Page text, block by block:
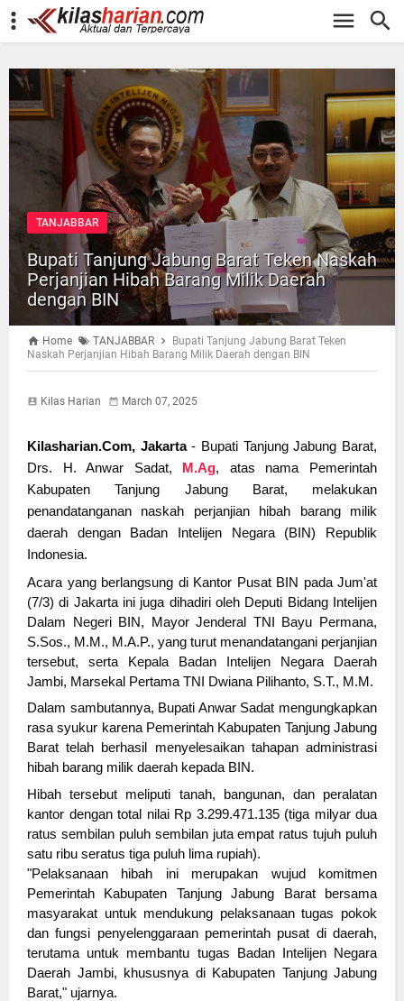
-->
TANJABBAR
Bupati Tanjung Jabung Barat Teken Naskah
Perjanjian Hibah Barang Milik Daerah
dengan BIN
Home TANJABBAR
Bupati Tanjung Jabung Barat Teken
Naskah Perjanjian Hibah Barang Milik Daerah dengan BIN
Kilas Harian March 07, 2025
Kilasharian.Com, Jakarta- Bupati Tanjung Jabung Barat,
Drs. H. Anwar Sadat, M.Ag, atas nama Pemerintah
Kabupaten Tanjung Jabung Barat, melakukan
penandatanganan naskah perjanjian hibah barang milik
daerah dengan Badan Intelijen Negara (BIN) Republik
Indonesia.
Acara yang berlangsung di Kantor Pusat BIN pada Jum'at
(7/3) di Jakarta ini juga dihadiri oleh Deputi Bidang Intelijen
Dalam Negeri BIN, MayorJenderal TNI Bayu Permana,
S.Sos., M.M., M.A.P., yang turut menandatangani perjanjian
tersebut, serta Kepala Badan Intelijen Negara Daerah
Jambi, Marsekal Pertama TNI Dwiana Pilihanto, S.T., M.M.
Dalam sambutannya, Bupati Anwar Sadat mengungkapkan
rasa syukur karena Pemerintah Kabupaten Tanjung Jabung
Barat telah berhasil menyelesaikan tahapan administrasi
hibah barang milik daerah kepada BIN.
Hibah tersebut meliputi tanah, bangunan, dan peralatan
kantor dengan total nilai Rp 3.299.471.135 (tiga milyar dua
ratus sembilan puluh sembilan juta empat ratus tujuh puluh
satu ribu seratus tiga puluh lima rupiah).
"Pelaksanaan hibah ini merupakan wujud komitmen
Pemerintah Kabupaten Tanjung Jabung Barat bersama
masyarakat untuk mendukung pelaksanaan tugas pokok
dan fungsi penyelenggaraan pemerintah pusat di daerah,
terutama untuk membantu tugas Badan Intelijen Negara
Daerah Jambi, khususnya di Kabupaten Tanjung Jabung
Barat," ujarnya.